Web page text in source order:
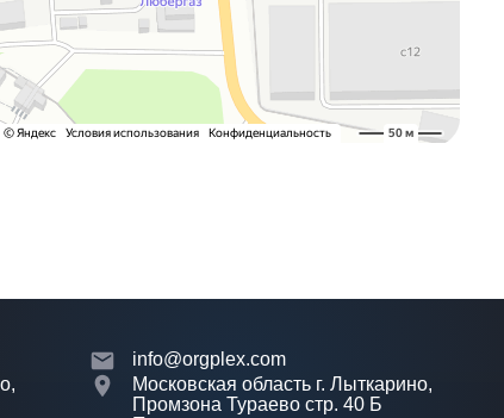
info@orgplex.com
Московская область г. Лыткарино,
Промзона Тураево стр. 40 Б